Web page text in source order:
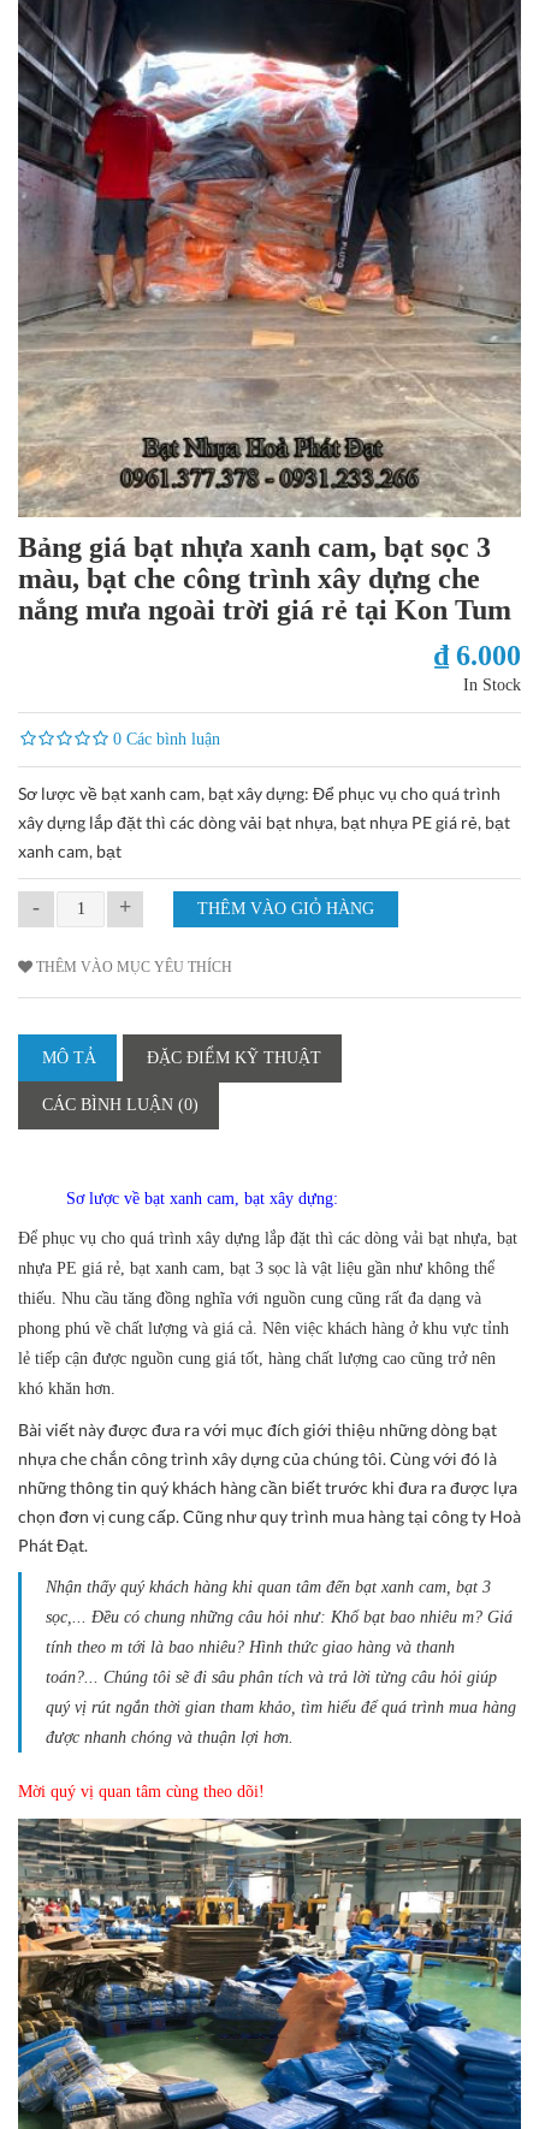
Bảng giá bạt nhựa xanh cam, bạt sọc 3
màu, bạt che công trình xây dựng che
nắng mưa ngoài trời giá rẻ tại Kon Tum
₫ 6.000
In Stock
0 Các bình luận
Sơ lược về bạt xanh cam, bạt xây dựng: Để phục vụ cho quá trình
xây dựng lắp đặt thì các dòng vải bạt nhựa, bạt nhựa PE giá rẻ, bạt
xanh cam, bạt
- +
THÊM VÀO MỤC YÊU THÍCH
MÔ TẢ ĐẶC ĐIỂM KỸ THUẬT
CÁC BÌNH LUẬN (0)
Sơ lược về bạt xanh cam, bạt xây dựng:
Để phục vụ cho quá trình xây dựng lắp đặt thì các dòng vải bạt nhựa, bạt
nhựa PE giá rẻ, bạt xanh cam, bạt 3 sọc là vật liệu gần như không thể
thiếu. Nhu cầu tăng đồng nghĩa với nguồn cung cũng rất đa dạng và
phong phú về chất lượng và giá cả. Nên việc khách hàng ở khu vực tỉnh
lẻ tiếp cận được nguồn cung giá tốt, hàng chất lượng cao cũng trở nên
khó khăn hơn.
Bài viết này được đưa ra với mục đích giới thiệu những dòng bạt
nhựa che chắn công trình xây dựng của chúng tôi. Cùng với đó là
những thông tin quý khách hàng cần biết trước khi đưa ra được lựa
chọn đơn vị cung cấp. Cũng như quy trình mua hàng tại công ty Hoà
Phát Đạt.
Nhận thấy quý khách hàng khi quan tâm đến bạt xanh cam, bạt 3
sọc,... Đều có chung những câu hỏi như: Khổ bạt bao nhiêu m? Giá
tính theo m tới là bao nhiêu? Hình thức giao hàng và thanh
toán?... Chúng tôi sẽ đi sâu phân tích và trả lời từng câu hỏi giúp
quý vị rút ngắn thời gian tham khảo, tìm hiểu để quá trình mua hàng
được nhanh chóng và thuận lợi hơn.
Mời quý vị quan tâm cùng theo dõi!